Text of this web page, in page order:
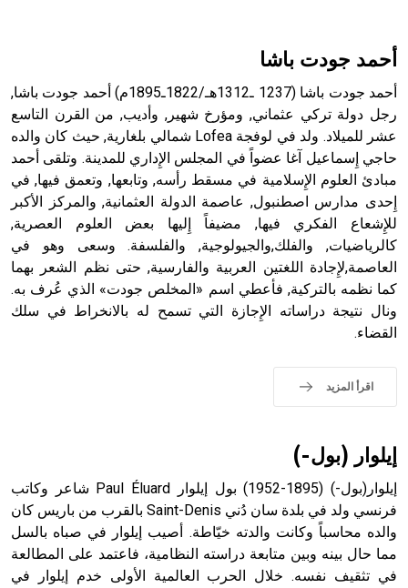
- هل تعلم أن أبجر Abgar اسم معروف جيداً يعود إلى عدد من
الملوك الذين حكموا مدينة إديسا (الرها) من أبجر الأول وحتى
التاسع، وهم ينتسبون إلى أسرة أوسروين
- هل تعلم أن الأبجدية الكنعانية تتألف من /22/ علامة كتابية
sign تكتب منفصلة غير متصلة، وتعتمد المبدأ الأكوروفوني،
حيث تقتصر القيمة الصوتية للعلامة الك
أحمد جودت باشا
أحمد جودت باشا (1237 ـ1312هـ/1822ـ1895م) أحمد جودت باشا,
رجل دولة تركي عثماني, ومؤرخ شهير, وأديب, من القرن التاسع
عشر للميلاد. ولد في لوفجة Lofea شمالي بلغارية, حيث كان والده
حاجي إِسماعيل آغا عضواً في المجلس الإِداري للمدينة. وتلقى أحمد
مبادئ العلوم الإِسلامية في مسقط رأسه, وتابعها, وتعمق فيها, في
إِحدى مدارس اصطنبول, عاصمة الدولة العثمانية, والمركز الأكبر
للإِشعاع الفكري فيها, مضيفاً إِليها بعض العلوم العصرية,
كالرياضيات, والفلك,والجيولوجية, والفلسفة. وسعى وهو في
العاصمة,لإِجادة اللغتين العربية والفارسية, حتى نظم الشعر بهما
كما نظمه بالتركية, فأعطي اسم «المخلص جودت» الذي عُرف به.
ونال نتيجة دراساته الإِجازة التي تسمح له بالانخراط في سلك
القضاء.
اقرأ المزيد
إيلوار (بول-)
إيلوار(بول-) (1895-1952) بول إيلوار Paul Éluard شاعر وكاتب
فرنسي ولد في بلدة سان دُني Saint-Denis بالقرب من باريس كان
والده محاسباً وكانت والدته خيّاطة. أصيب إيلوار في صباه بالسل
مما حال بينه وبين متابعة دراسته النظامية، فاعتمد على المطالعة
في تثقيف نفسه. خلال الحرب العالمية الأولى خدم إيلوار في